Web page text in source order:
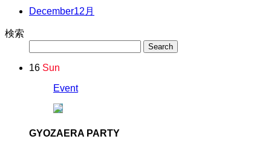
December12月
検索
16 Sun
Event
GYOZAERA PARTY